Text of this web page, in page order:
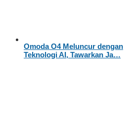
Omoda O4 Meluncur dengan
Teknologi AI, Tawarkan Ja…